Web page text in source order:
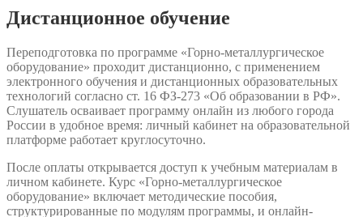
Дистанционное обучение
Переподготовка по программе «Горно-металлургическое
оборудование» проходит дистанционно, с применением
электронного обучения и дистанционных образовательных
технологий согласно ст. 16 ФЗ-273 «Об образовании в РФ».
Слушатель осваивает программу онлайн из любого города
России в удобное время: личный кабинет на образовательной
платформе работает круглосуточно.
После оплаты открывается доступ к учебным материалам в
личном кабинете. Курс «Горно-металлургическое
оборудование» включает методические пособия,
структурированные по модулям программы, и онлайн-